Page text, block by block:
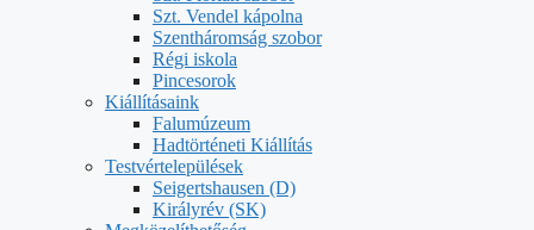
Szt. Vendel kápolna
Szentháromság szobor
Régi iskola
Pincesorok
Kiállításaink
Falumúzeum
Hadtörténeti Kiállítás
Testvértelepülések
Seigertshausen (D)
Királyrév (SK)